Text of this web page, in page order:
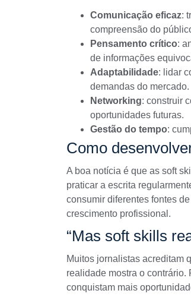
Comunicação eficaz:
compreensão do
Pensamento crítico:
de informações
Adaptabilidade: lidar
demandas do mercado.
Networking: construir
oportunidades futuras.
Gestão do tempo:
Como
A boa notícia é que as soft
praticar a escrita
consumir diferentes fontes
crescimento profissional.
“Mas soft skills
Muitos jornalistas acreditam
realidade mostra o
conquistam mais